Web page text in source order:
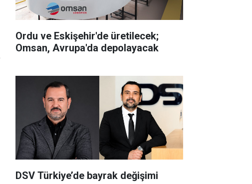
Ordu ve Eskişehir'de üretilecek;
Omsan, Avrupa'da depolayacak
DSV Türkiye’de bayrak değişimi